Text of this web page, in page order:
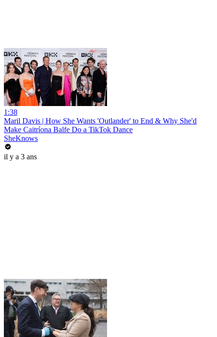
1:38
Maril Davis | How She Wants 'Outlander' to End & Why She'd
Make Caitríona Balfe Do a TikTok Dance
SheKnows
il y a 3 ans